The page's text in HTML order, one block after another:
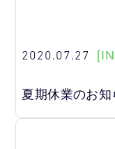
2020.07.27
夏期休業のお知